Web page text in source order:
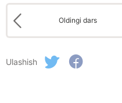
Oldingi dars
Ulashish